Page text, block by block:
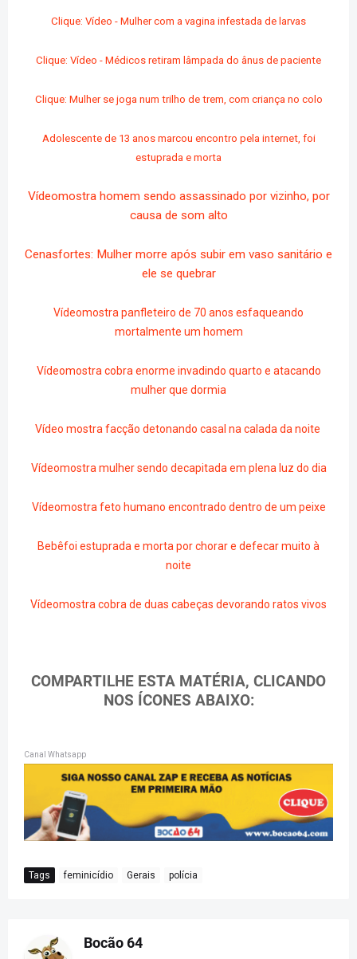
Clique: Vídeo - Mulher com a vagina infestada de larvas
Clique: Vídeo - Médicos retiram lâmpada do ânus de paciente
Clique: Mulher se joga num trilho de trem, com criança no colo
Adolescente de 13 anos marcou encontro pela internet, foi
estuprada e morta
Vídeomostra homem sendo assassinado por vizinho, por
causa de som alto
Cenasfortes: Mulher morre após subir em vaso sanitário e
ele se quebrar
Vídeomostra panfleteiro de 70 anos esfaqueando
mortalmente um homem
Vídeomostra cobra enorme invadindo quarto e atacando
mulher que dormia
Vídeo mostra facção detonando casal na calada da noite
Vídeomostra mulher sendo decapitada em plena luz do dia
Vídeomostra feto humano encontrado dentro de um peixe
Bebêfoi estuprada e morta por chorar e defecar muito à
noite
Vídeomostra cobra de duas cabeças devorando ratos vivos
COMPARTILHE ESTA MATÉRIA, CLICANDO
NOS ÍCONES ABAIXO:
Canal Whatsapp
Tags feminicídio Gerais polícia
Bocão 64